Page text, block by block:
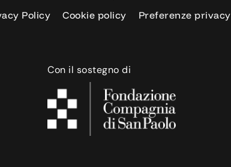
Policy
Cookie policy Preferenze privacy
Con il sostegno di